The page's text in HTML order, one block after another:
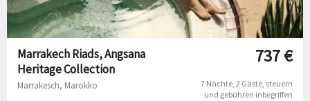
Marrakech Riads, Angsana
Heritage Collection
Marrakesch, Marokko
737 €
7 Nächte 2 Gäste steuern
und gebühren inbegriffen